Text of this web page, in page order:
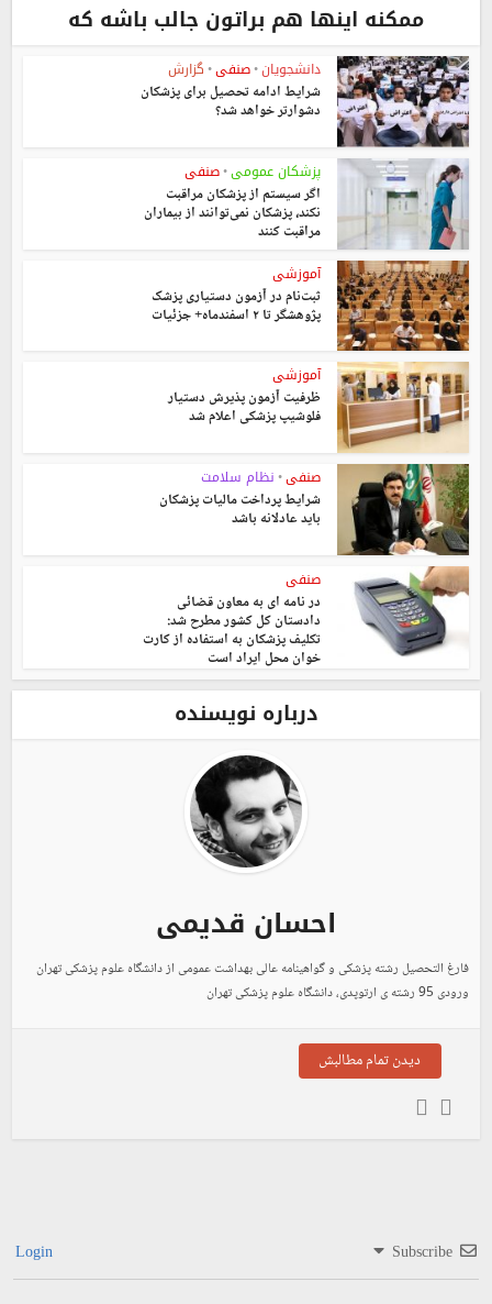
ممکنه اینها هم براتون جالب باشه که
دانشجویان•صنفی•گزارش
شرایط ادامه تحصیل برای پزشکان
دشوارتر خواهد شد؟
پزشکان عمومی•صنفی
اگر سیستم از پزشکان مراقبت
نکند، پزشکان نمی‌توانند از بیماران
مراقبت کنند
آموزشی
ثبت‌نام در آزمون دستیاری پزشک
پژوهشگر تا ۲ اسفندماه+ جزئیات
آموزشی
ظرفیت آزمون پذیرش دستیار
فلوشیپ پزشکی اعلام شد
صنفی•نظام سلامت
شرایط پرداخت مالیات پزشکان
باید عادلانه باشد
صنفی
در نامه ای به معاون قضائی
دادستان کل کشور مطرح شد:
تکلیف پزشکان به استفاده از کارت
خوان محل ایراد است
درباره نویسنده
احسان قدیمی
فارغ التحصیل رشته پزشکی و گواهینامه عالی بهداشت عمومی از دانشگاه علوم پزشکی تهران
ورودی 95 رشته ی ارتوپدی، دانشگاه علوم پزشکی تهران
دیدن تمام مطالبش
Subscribe